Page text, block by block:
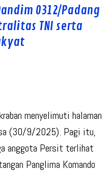
0312/Padang
TNI serta
menyelimuti halaman
(30/9/2025). Pagi itu,
anggota Persit terlihat
Panglima Komando